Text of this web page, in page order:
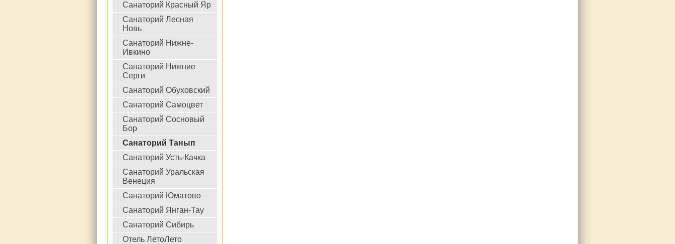
Санаторий Красный Яр
Санаторий Лесная
Новь
Санаторий Нижне-
Ивкино
Санаторий Нижние
Серги
Санаторий Обуховский
Санаторий Самоцвет
Санаторий Сосновый
Бор
Санаторий Танып
Санаторий Усть-Качка
Санаторий Уральская
Венеция
Санаторий Юматово
Cанаторий Янган-Тау
Санаторий Сибирь
Отель ЛетоЛето